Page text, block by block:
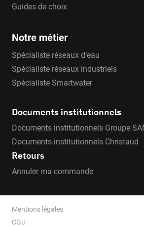
Guides de choix
Notre métier
Spécialiste réseaux d’eau
Spécialiste réseaux industriels
Spécialiste Smartwater
Documents institutionnels
Documents institutionnels Groupe
Documents institutionnels Christaud
Retours
Annuler ma commande
Mentions légales
CGU